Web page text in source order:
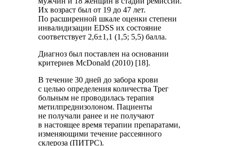
Их возраст был от 19 до 47 лет.
По расширенной шкале оценки степени
инвалидизации EDSS их состояние
соответствует 2,6±1,1 (1,5; 5,5) балла.
Диагноз был поставлен на основании
критериев McDonald (2010) [18].
В течение 30 дней до забора крови
с целью определения количества Трег
больным не проводилась терапия
метилпреднизолоном. Пациенты
не получали ранее и не получают
в настоящее время терапии препаратами,
изменяющими течение рассеянного
склероза (ПИТРС).